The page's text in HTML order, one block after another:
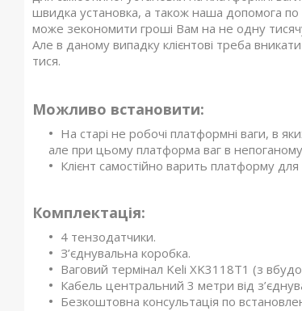
швидка установка, а також наша допомога по
може зекономити гроші Вам на не одну
Але в даному випадку клієнтові треба
тися.
Можливо встановити:
На старі не робочі платформні ваги, в
але при цьому платформа ваг в непоганому
Клієнт самостійно варить платформу
Комплектація:
4 тензодатчики.
З’єднувальна коробка.
Ваговий термінал Keli XK3118T1 (з
Кабель центральний 3 метри від
Безкоштовна консультація по